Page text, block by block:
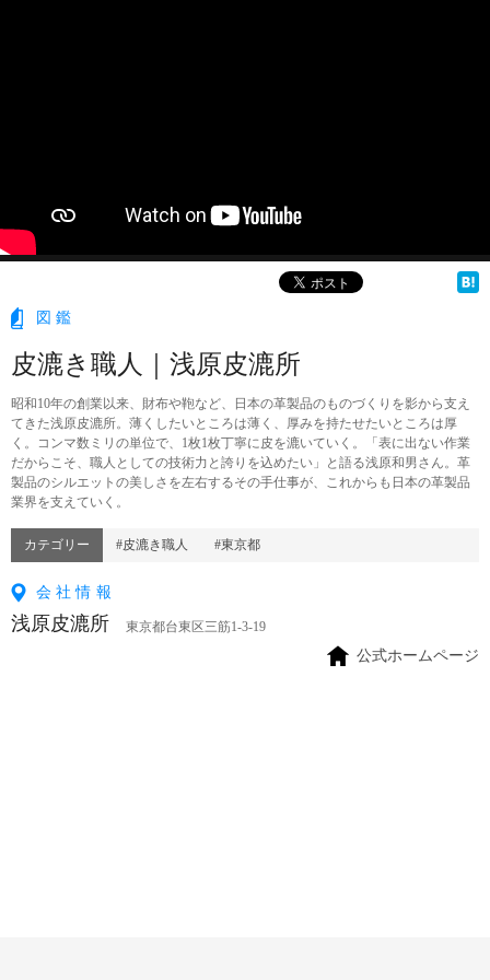
図鑑
皮漉き職人｜浅原皮漉所
昭和10年の創業以来、財布や鞄など、日本の革製品のものづくりを影から支え
てきた浅原皮漉所。薄くしたいところは薄く、厚みを持たせたいところは厚
く。コンマ数ミリの単位で、1枚1枚丁寧に皮を漉いていく。「表に出ない作業
だからこそ、職人としての技術力と誇りを込めたい」と語る浅原和男さん。革
製品のシルエットの美しさを左右するその手仕事が、これからも日本の革製品
業界を支えていく。
カテゴリー #皮漉き職人 #東京都
会社情報
浅原皮漉所 東京都台東区三筋1-3-19
公式ホームページ